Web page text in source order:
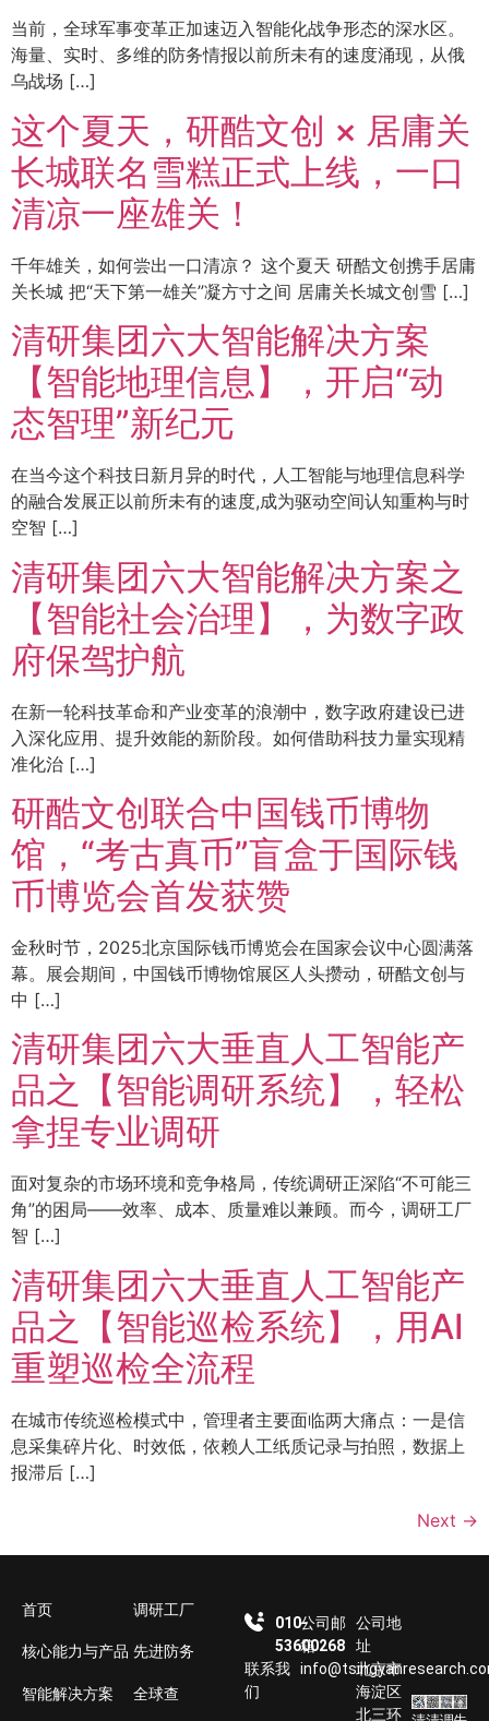
当前，全球军事变革正加速迈入智能化战争形态的深水区。
海量、实时、多维的防务情报以前所未有的速度涌现，从俄
乌战场 […]
这个夏天，研酷文创 × 居庸关
长城联名雪糕正式上线，一口
清凉一座雄关！
千年雄关，如何尝出一口清凉？ 这个夏天 研酷文创携手居庸
关长城 把“天下第一雄关”凝方寸之间 居庸关长城文创雪 […]
清研集团六大智能解决方案
【智能地理信息】，开启“动
态智理”新纪元
在当今这个科技日新月异的时代，人工智能与地理信息科学
的融合发展正以前所未有的速度,成为驱动空间认知重构与时
空智 […]
清研集团六大智能解决方案之
【智能社会治理】，为数字政
府保驾护航
在新一轮科技革命和产业变革的浪潮中，数字政府建设已进
入深化应用、提升效能的新阶段。如何借助科技力量实现精
准化治 […]
研酷文创联合中国钱币博物
馆，“考古真币”盲盒于国际钱
币博览会首发获赞
金秋时节，2025北京国际钱币博览会在国家会议中心圆满落
幕。展会期间，中国钱币博物馆展区人头攒动，研酷文创与
中 […]
清研集团六大垂直人工智能产
品之【智能调研系统】，轻松
拿捏专业调研
面对复杂的市场环境和竞争格局，传统调研正深陷“不可能三
角”的困局——效率、成本、质量难以兼顾。而今，调研工厂
智 […]
清研集团六大垂直人工智能产
品之【智能巡检系统】，用AI
重塑巡检全流程
在城市传统巡检模式中，管理者主要面临两大痛点：一是信
息采集碎片化、时效低，依赖人工纸质记录与拍照，数据上
报滞后 […]
Next →
首页
核心能力与产品
智能解决方案
调研工厂
先进防务
全球查
010-
53600268
联系我
们
公司邮
箱
公司地
址
北京市
海淀区
北三环